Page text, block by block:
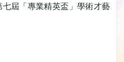
七屆「專業精英盃」學術才藝